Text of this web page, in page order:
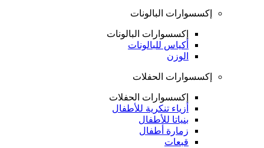
إكسسوارات البالونات
إكسسوارات البالونات
أكياس للبالونات
الوزن
إكسسوارات الحفلات
إكسسوارات الحفلات
أزياء تنكرية للأطفال
بنياتا للأطفال
زمارة أطفال
قبعات